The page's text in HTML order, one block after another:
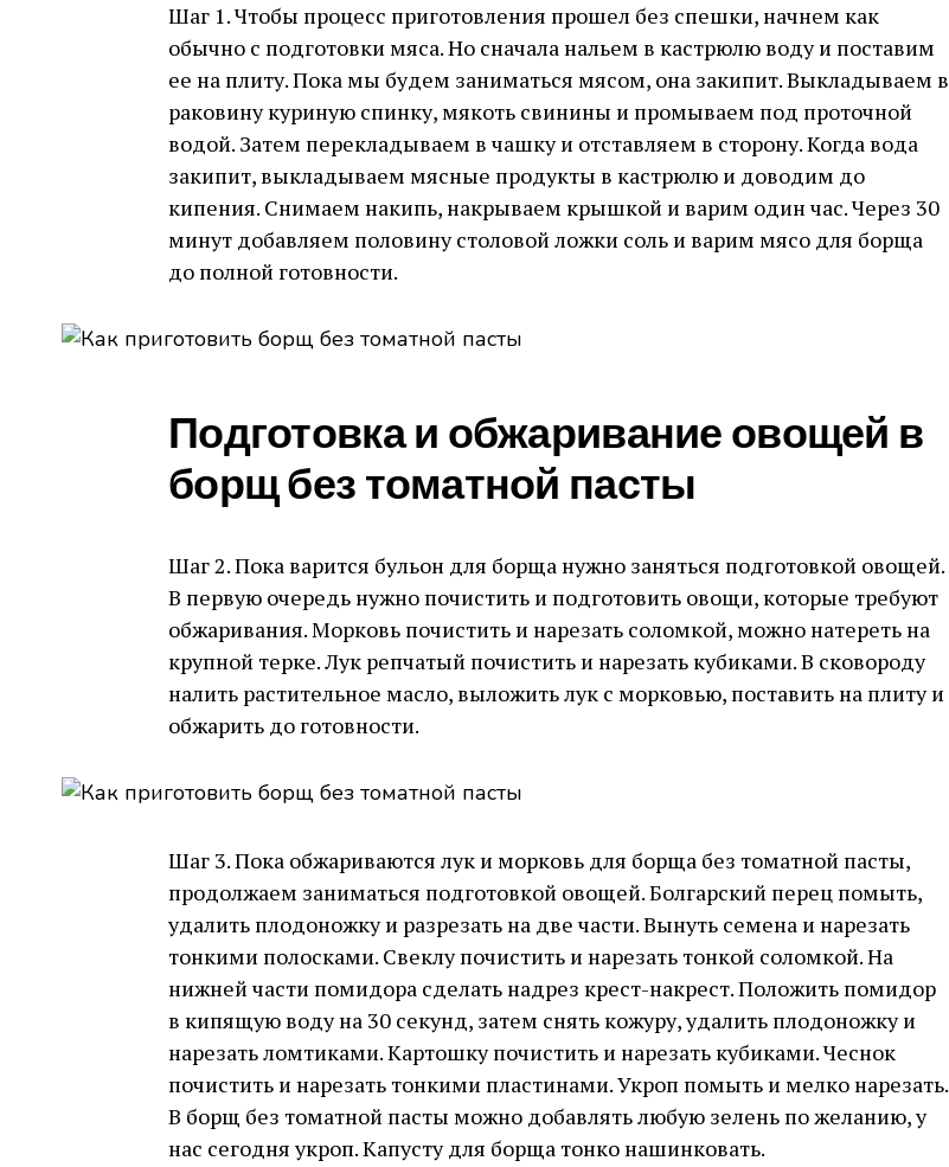
Шаг 1. Чтобы процесс приготовления прошел без спешки, начнем как
обычно с подготовки мяса. Но сначала нальем в кастрюлю воду и поставим
ее на плиту. Пока мы будем заниматься мясом, она закипит. Выкладываем в
раковину куриную спинку, мякоть свинины и промываем под проточной
водой. Затем перекладываем в чашку и отставляем в сторону. Когда вода
закипит, выкладываем мясные продукты в кастрюлю и доводим до
кипения. Снимаем накипь, накрываем крышкой и варим один час. Через 30
минут добавляем половину столовой ложки соль и варим мясо для борща
до полной готовности.
Подготовка и обжаривание овощей в
борщ без томатной пасты
Шаг 2. Пока варится бульон для борща нужно заняться подготовкой овощей.
В первую очередь нужно почистить и подготовить овощи, которые требуют
обжаривания. Морковь почистить и нарезать соломкой, можно натереть на
крупной терке. Лук репчатый почистить и нарезать кубиками. В сковороду
налить растительное масло, выложить лук с морковью, поставить на плиту и
обжарить до готовности.
Шаг 3. Пока обжариваются лук и морковь для борща без томатной пасты,
продолжаем заниматься подготовкой овощей. Болгарский перец помыть,
удалить плодоножку и разрезать на две части. Вынуть семена и нарезать
тонкими полосками. Свеклу почистить и нарезать тонкой соломкой. На
нижней части помидора сделать надрез крест-накрест. Положить помидор
в кипящую воду на 30 секунд, затем снять кожуру, удалить плодоножку и
нарезать ломтиками. Картошку почистить и нарезать кубиками. Чеснок
почистить и нарезать тонкими пластинами. Укроп помыть и мелко нарезать.
В борщ без томатной пасты можно добавлять любую зелень по желанию, у
нас сегодня укроп. Капусту для борща тонко нашинковать.